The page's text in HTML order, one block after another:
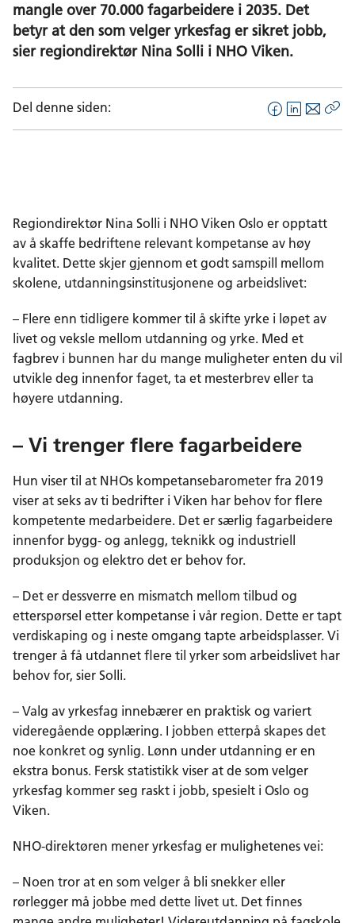
mangle over 70.000 fagarbeidere i 2035. Det
betyr at den som velger yrkesfag er sikret jobb,
sier regiondirektør Nina Solli i NHO Viken.
Del denne siden:
F
a
o
k
L
i
I
n
E
-
Regiondirektør Nina Solli i NHO Viken Oslo er opptatt
av å skaffe bedriftene relevant kompetanse av høy
kvalitet. Dette skjer gjennom et godt samspill mellom
skolene, utdanningsinstitusjonene og arbeidslivet:
– Flere enn tidligere kommer til å skifte yrke i løpet av
livet og veksle mellom utdanning og yrke. Med et
fagbrev i bunnen har du mange muligheter enten du vil
utvikle deg innenfor faget, ta et mesterbrev eller ta
høyere utdanning.
– Vi trenger flere fagarbeidere
Hun viser til at NHOs kompetansebarometer fra 2019
viser at seks av ti bedrifter i Viken har behov for flere
kompetente medarbeidere. Det er særlig fagarbeidere
innenfor bygg- og anlegg, teknikk og industriell
produksjon og elektro det er behov for.
– Det er dessverre en mismatch mellom tilbud og
etterspørsel etter kompetanse i vår region. Dette er tapt
verdiskaping og i neste omgang tapte arbeidsplasser. Vi
trenger å få utdannet flere til yrker som arbeidslivet har
behov for, sier Solli.
– Valg av yrkesfag innebærer en praktisk og variert
videregående opplæring. I jobben etterpå skapes det
noe konkret og synlig. Lønn under utdanning er en
ekstra bonus. Fersk statistikk viser at de som velger
yrkesfag kommer seg raskt i jobb, spesielt i Oslo og
Viken.
NHO-direktøren mener yrkesfag er mulighetenes vei:
– Noen tror at en som velger å bli snekker eller
rørlegger må jobbe med dette livet ut. Det finnes